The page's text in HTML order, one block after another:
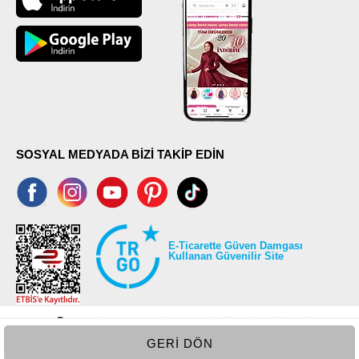
GERI DÖN
SOSYAL MEDYADA BİZİ TAKİP EDİN
E-Ticarette Güven Damgası
Kullanan Güvenilir Site